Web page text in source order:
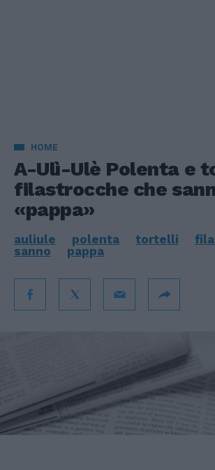
HOME
A-Ulì-Ulè Polenta e
filastrocche che
«pappa»
auliule polenta tortelli
sanno
pappa